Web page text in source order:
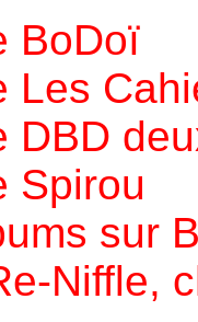
BoDoï
Les
DBD
Spirou
sur
Niffle,